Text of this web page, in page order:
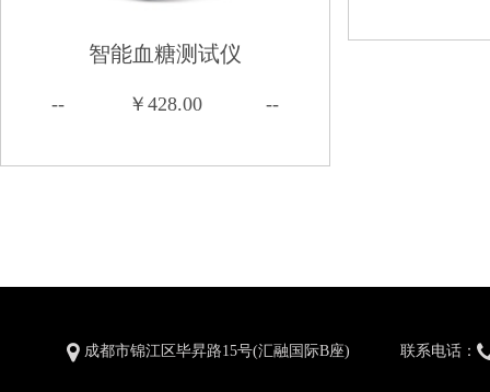
智能血糖测试仪
-- ￥428.00 --
成都市锦江区毕昇路15号(汇融国际B座) 联系电话：